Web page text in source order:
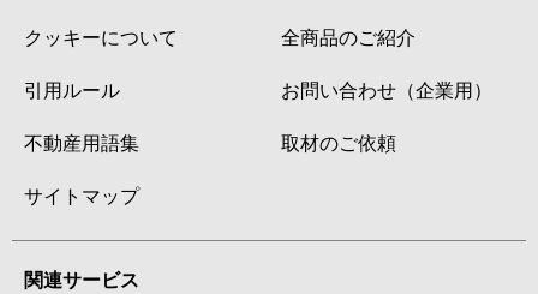
クッキーについて
引用ルール
不動産用語集
サイトマップ
全商品のご紹介
お問い合わせ（企業用）
取材のご依頼
関連サービス